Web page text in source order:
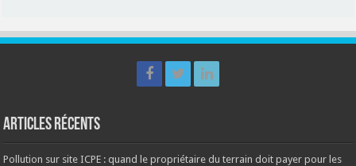
Articles récents
Pollution sur site ICPE : quand le propriétaire du terrain doit payer pour les